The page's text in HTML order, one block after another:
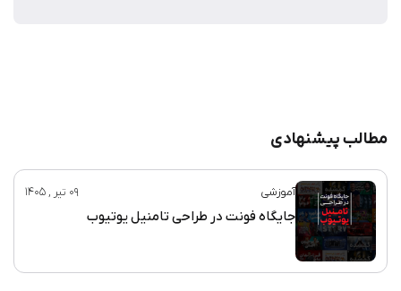
مطالب پیشنهادی
آموزشی 09 تیر , 1405
جایگاه فونت در طراحی تامنیل یوتیوب